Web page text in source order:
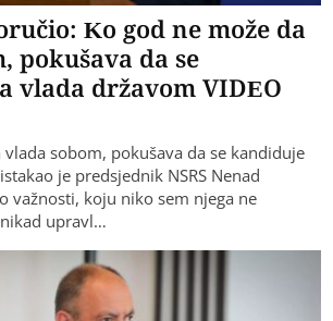
Ko god ne može da
pokušava da se
vlada državom VIDEO
vlada sobom, pokušava da se kandiduje
je predsjednik NSRS Nenad
važnosti, koju niko sem njega ne
upravl…